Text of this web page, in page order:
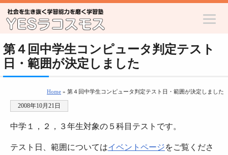
第４回中学生コンピュータ判定テスト
日・範囲が決定しました
Home » 第４回中学生コンピュータ判定テスト日・範囲が決定しました
2008年10月21日
中学１，２，３年生対象の５科目テストです。
テスト日、範囲についてはイベントページをご覧くださ